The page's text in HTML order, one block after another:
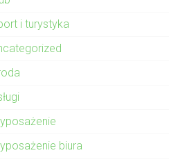
i turystyka
biura